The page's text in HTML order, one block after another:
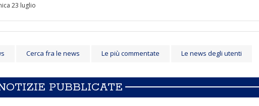
23 luglio
Cerca fra le news Le più commentate Le news degli utenti
PUBBLICATE